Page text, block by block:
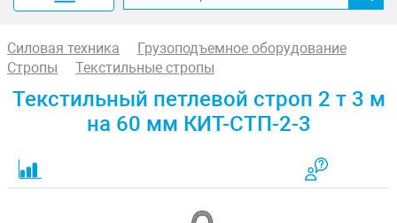
Силовая техника
Грузоподъемное оборудование
Стропы
Текстильные стропы
Текстильный петлевой строп 2 т 3 м
на 60 мм КИТ-СТП-2-3